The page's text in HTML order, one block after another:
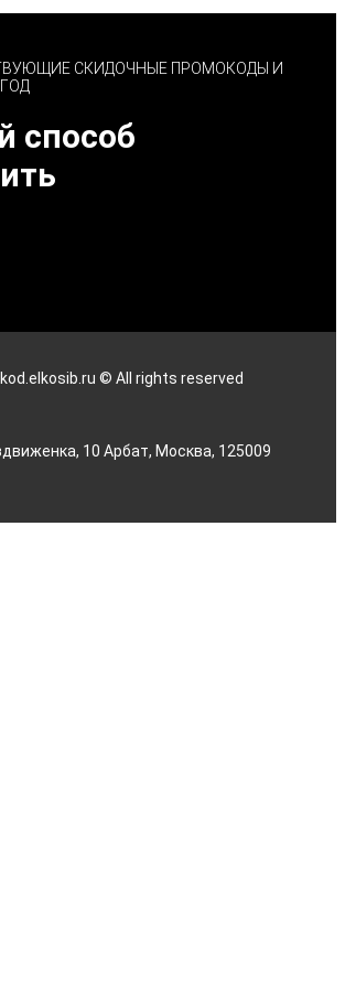
СКИДОЧНЫЕ ПРОМОКОДЫ И
способ
© All rights reserved
10 Арбат, Москва, 125009